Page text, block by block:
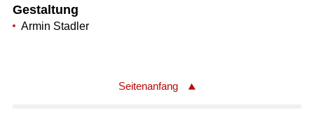
Gestaltung
Armin Stadler
Seitenanfang